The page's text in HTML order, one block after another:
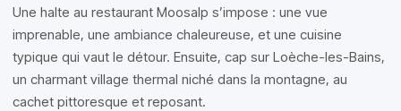
Une halte au restaurant Moosalp s’impose : une vue
imprenable, une ambiance chaleureuse, et une cuisine
typique qui vaut le détour. Ensuite, cap sur Loèche-les-Bains,
un charmant village thermal niché dans la montagne, au
cachet pittoresque et reposant.